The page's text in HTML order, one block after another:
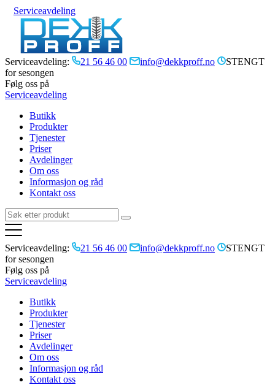
Serviceavdeling
Serviceavdeling: 21 56 46 00 info@dekkproff.no
STENGT
for sesongen
Følg oss på
Serviceavdeling
Butikk
Produkter
Tjenester
Priser
Avdelinger
Om oss
Informasjon og råd
Kontakt oss
Serviceavdeling: 21 56 46 00 info@dekkproff.no
STENGT
for sesongen
Følg oss på
Serviceavdeling
Butikk
Produkter
Tjenester
Priser
Avdelinger
Om oss
Informasjon og råd
Kontakt oss